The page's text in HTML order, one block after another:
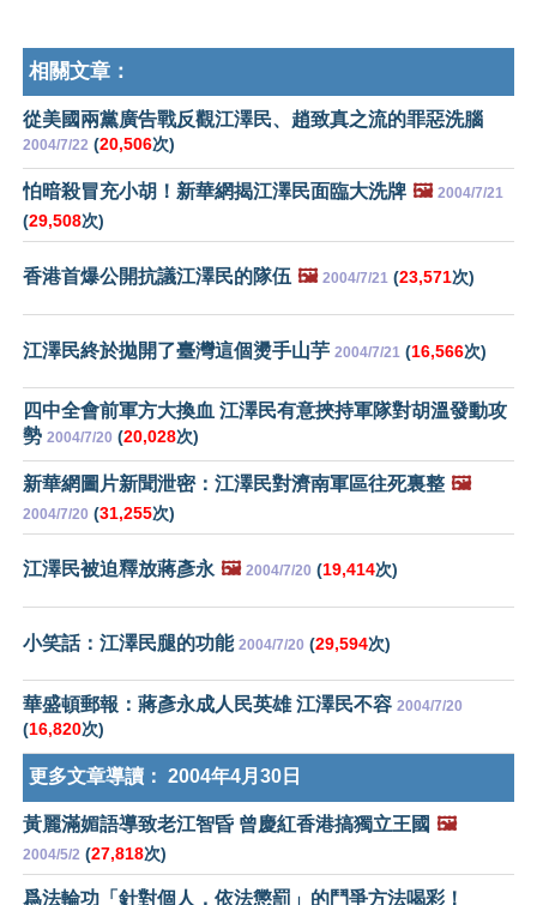
相關文章：
從美國兩黨廣告戰反觀江澤民、趙致真之流的罪惡洗腦
2004/7/22 (20,506次)
怕暗殺冒充小胡！新華網揭江澤民面臨大洗牌 🖼️ 2004/7/21
(29,508次)
香港首爆公開抗議江澤民的隊伍 🖼️ 2004/7/21 (23,571次)
江澤民終於拋開了臺灣這個燙手山芋 2004/7/21 (16,566次)
四中全會前軍方大換血 江澤民有意挾持軍隊對胡溫發動攻
勢 2004/7/20 (20,028次)
新華網圖片新聞泄密：江澤民對濟南軍區往死裏整 🖼️
2004/7/20 (31,255次)
江澤民被迫釋放蔣彥永 🖼️ 2004/7/20 (19,414次)
小笑話：江澤民腿的功能 2004/7/20 (29,594次)
華盛頓郵報：蔣彥永成人民英雄 江澤民不容 2004/7/20
(16,820次)
更多文章導讀： 2004年4月30日
黃麗滿媚語導致老江智昏 曾慶紅香港搞獨立王國 🖼️
2004/5/2 (27,818次)
爲法輪功「針對個人，依法懲罰」的鬥爭方法喝彩！